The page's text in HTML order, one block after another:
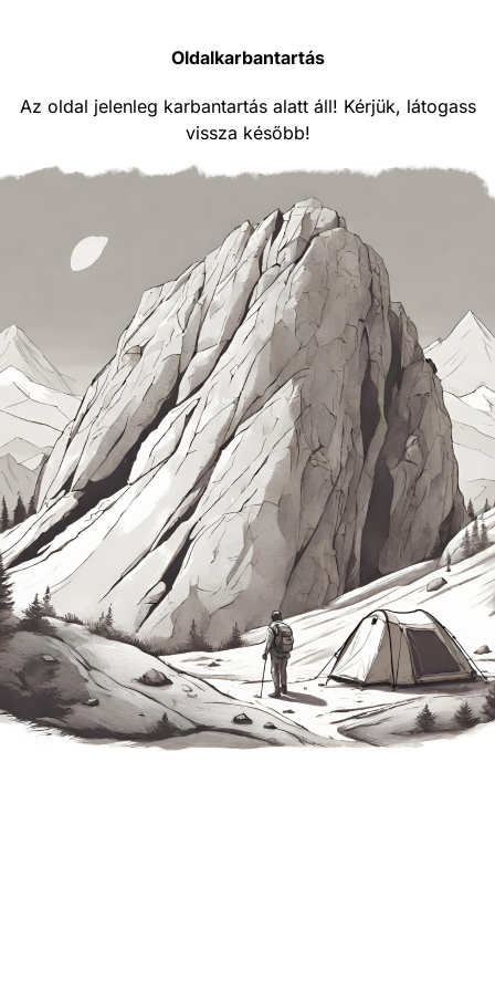
Oldalkarbantartás
Az oldal jelenleg karbantartás alatt áll! Kérjük, látogass
vissza később!